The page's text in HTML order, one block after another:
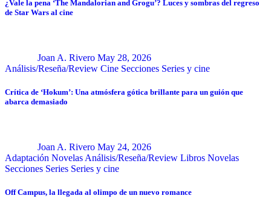
¿Vale la pena ‘The Mandalorian and Grogu’? Luces y sombras del regreso
de Star Wars al cine
Joan A. Rivero May 28, 2026
Análisis/Reseña/Review Cine Secciones Series y cine
Crítica de ‘Hokum’: Una atmósfera gótica brillante para un guión que
abarca demasiado
Joan A. Rivero May 24, 2026
Adaptación Novelas Análisis/Reseña/Review Libros Novelas
Secciones Series Series y cine
Off Campus, la llegada al olimpo de un nuevo romance